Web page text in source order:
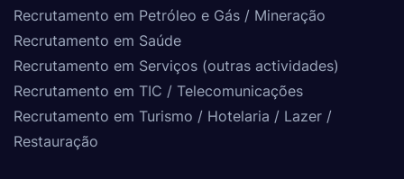
Recrutamento em Petróleo e Gás / Mineração
Recrutamento em Saúde
Recrutamento em Serviços (outras actividades)
Recrutamento em TIC / Telecomunicações
Recrutamento em Turismo / Hotelaria / Lazer /
Restauração